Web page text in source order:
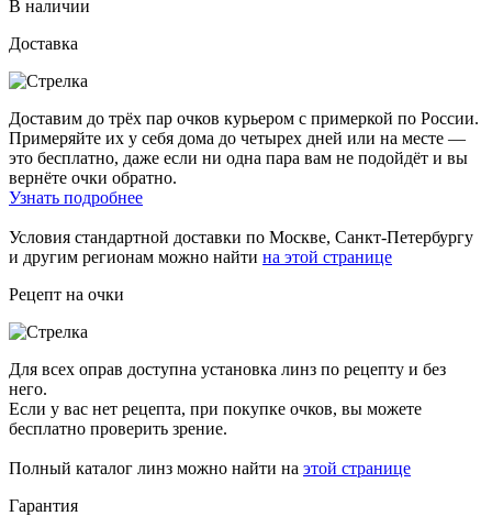
В наличии
Доставка
Доставим до трёх пар очков курьером с примеркой по России.
Примеряйте их у себя дома до четырех дней или на месте —
это бесплатно, даже если ни одна пара вам не подойдёт и вы
вернёте очки обратно.
Узнать подробнее
Условия стандартной доставки по Москве, Санкт-Петербургу
и другим регионам можно найти на этой странице
Рецепт на очки
Для всех оправ доступна установка линз по рецепту и без
него.
Если у вас нет рецепта, при покупке очков, вы можете
бесплатно проверить зрение.
Полный каталог линз можно найти на этой странице
Гарантия